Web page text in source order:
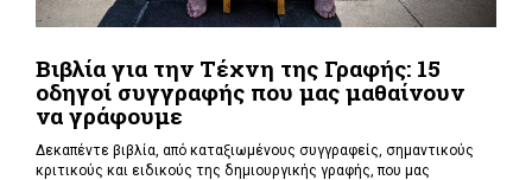
Βιβλία για την Τέχνη της Γραφής: 15
οδηγοί συγγραφής που μας μαθαίνουν
να γράφουμε
Δεκαπέντε βιβλία, από καταξιωμένους συγγραφείς, σημαντικούς
κριτικούς και ειδικούς της δημιουργικής γραφής, που μας